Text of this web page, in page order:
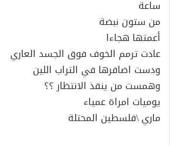
ساعة
من ستون نبضة
أعمتها هجاءا
عادت ترمم الخوف فوق الجسد العاري
ودست اضافرها في التراب اللين
وهمست من ينقذ الانتظار ؟؟
يوميات امراة عمياء
ماري \فلسطين المحتلة